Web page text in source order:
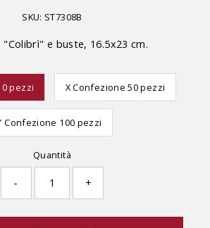
SKU: ST7308B
e buste, 16.5x23 cm.
pezzi X Confezione 50 pezzi
Confezione 100 pezzi
Quantità
- +